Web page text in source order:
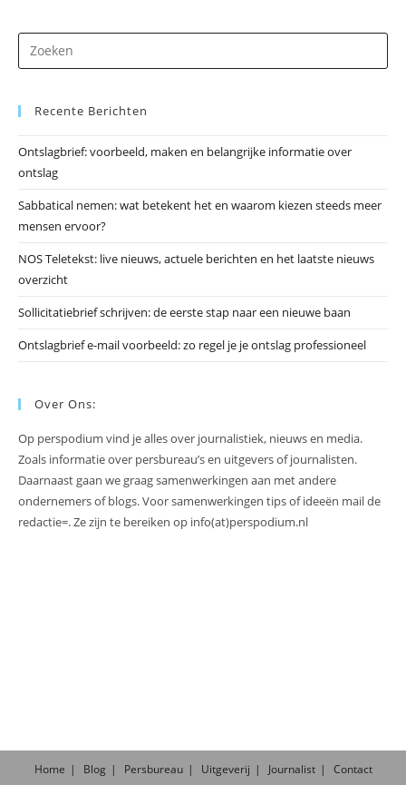
op
Recente Berichten
Ontslagbrief: voorbeeld, maken en belangrijke informatie over
ontslag
Sabbatical nemen: wat betekent het en waarom kiezen steeds meer
mensen ervoor?
NOS Teletekst: live nieuws, actuele berichten en het laatste nieuws
overzicht
Sollicitatiebrief schrijven: de eerste stap naar een nieuwe baan
Ontslagbrief e-mail voorbeeld: zo regel je je ontslag professioneel
Over Ons:
Op perspodium vind je alles over journalistiek, nieuws en media.
Zoals informatie over persbureau’s en uitgevers of journalisten.
Daarnaast gaan we graag samenwerkingen aan met andere
ondernemers of blogs. Voor samenwerkingen tips of ideeën mail de
redactie=. Ze zijn te bereiken op info(at)perspodium.nl
Home Blog Persbureau Uitgeverij Journalist Contact